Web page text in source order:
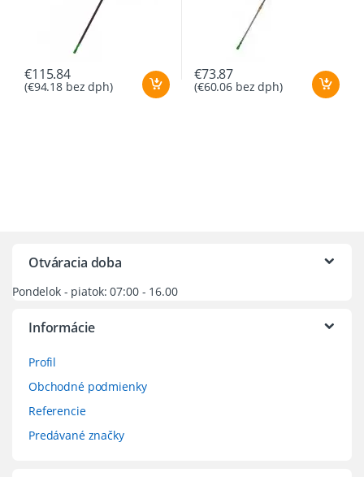
€115.84
(€94.18 bez dph)
€73.87
(€60.06 bez dph)
Otváracia doba
Pondelok - piatok: 07:00 - 16.00
Informácie
Profil
Obchodné podmienky
Referencie
Predávané značky